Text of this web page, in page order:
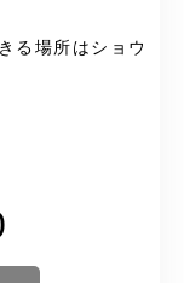
る場所はショウ